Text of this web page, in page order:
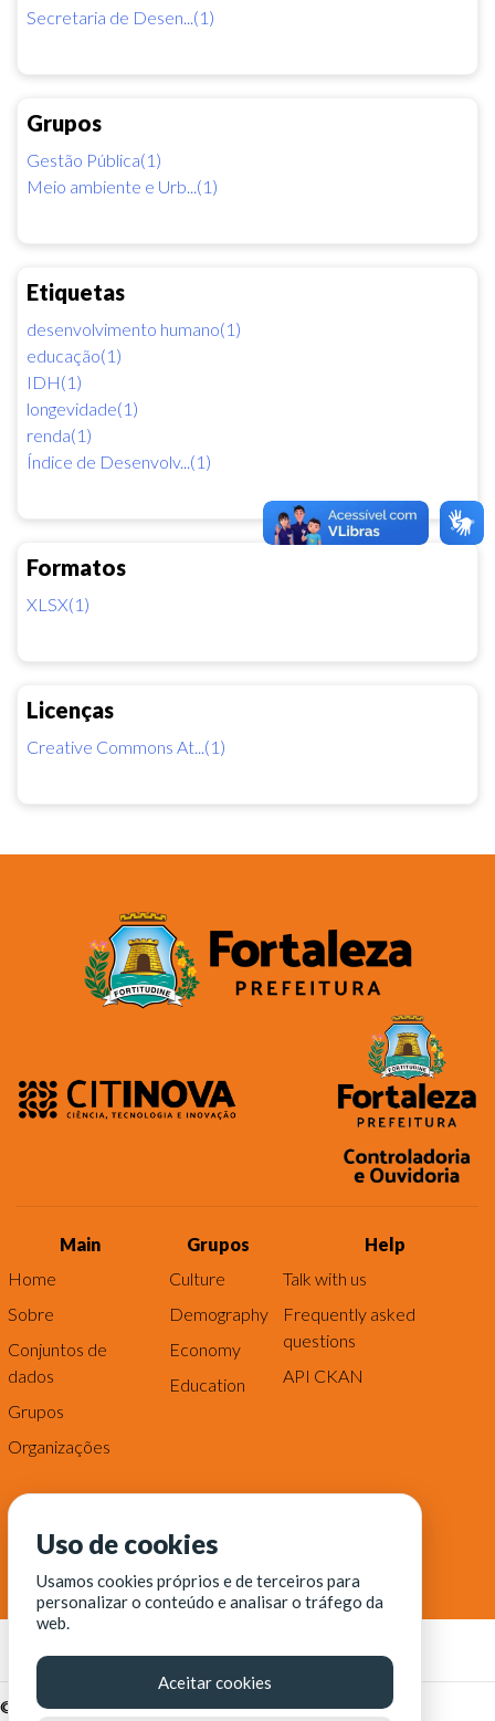
Secretaria de Desen...(1)
Grupos
Gestão Pública(1)
Meio ambiente e Urb...(1)
Etiquetas
desenvolvimento humano(1)
educação(1)
IDH(1)
longevidade(1)
renda(1)
Índice de Desenvolv...(1)
Formatos
XLSX(1)
Licenças
Creative Commons At...(1)
Main
Home
Sobre
Conjuntos de
dados
Grupos
Organizações
Grupos
Culture
Demography
Economy
Education
Help
Talk with us
Frequently asked
questions
API CKAN
© Fortaleza Digital || CITINOVA - Fundação de Ciência,
Uso de cookies
Usamos cookies próprios e de terceiros para
personalizar o conteúdo e analisar o tráfego da
web.
Aceitar cookies